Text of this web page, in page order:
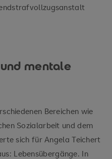
mentale
Bereichen wie
Sozialarbeit und dem
sich für Angela Teichert
Lebensübergänge. In